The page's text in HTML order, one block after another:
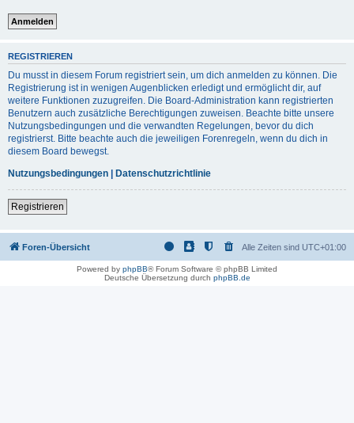
REGISTRIEREN
Du musst in diesem Forum registriert sein, um dich anmelden zu können. Die
Registrierung ist in wenigen Augenblicken erledigt und ermöglicht dir, auf
weitere Funktionen zuzugreifen. Die Board-Administration kann registrierten
Benutzern auch zusätzliche Berechtigungen zuweisen. Beachte bitte unsere
Nutzungsbedingungen und die verwandten Regelungen, bevor du dich
registrierst. Bitte beachte auch die jeweiligen Forenregeln, wenn du dich in
diesem Board bewegst.
Nutzungsbedingungen | Datenschutzrichtlinie
Registrieren
Foren-Übersicht Alle Zeiten sind UTC+01:00
Powered by phpBB® Forum Software © phpBB Limited
Deutsche Übersetzung durch phpBB.de